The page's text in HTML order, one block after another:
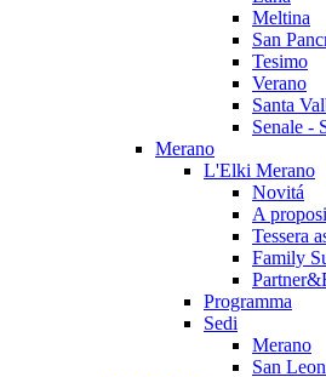
Meltina
San
Tesimo
Verano
Santa
Senale -
Merano
L'Elki Merano
Novitá
A
Tessera
Family
Programma
Sedi
Merano
San